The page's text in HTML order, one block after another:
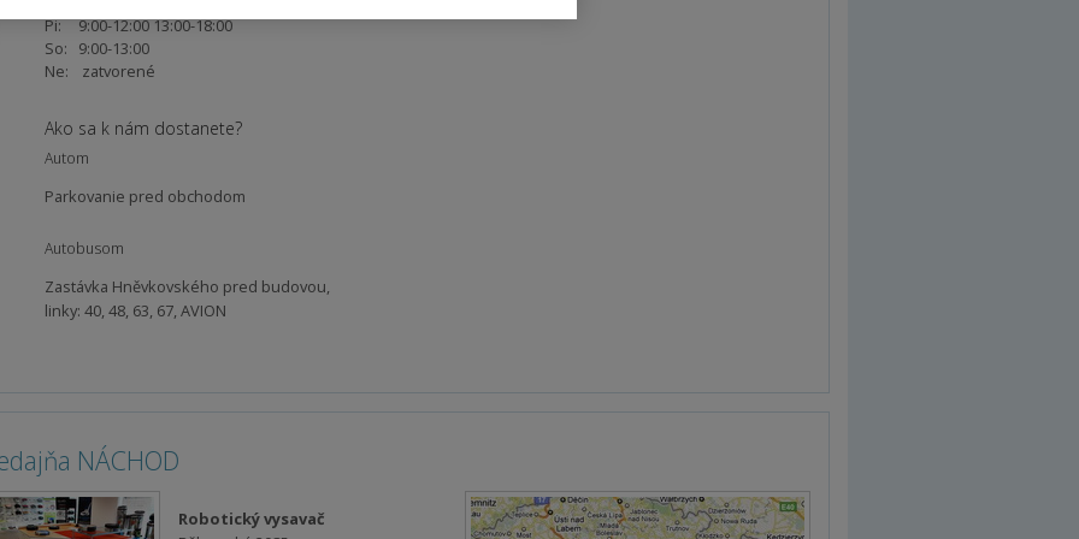
Pi:
9:00-12:00 13:00-18:00
So:
9:00-13:00
Ne:
zatvorené
Ako sa k nám dostanete?
Autom
Parkovanie pred obchodom
Autobusom
Zastávka Hněvkovského pred budovou,
linky: 40, 48, 63, 67, AVION
NÁCHOD
Robotický vysavač